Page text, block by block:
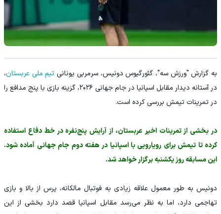
به گزارش "ورزش سه"، گئورگیوس دونیس، سرمربی یونانی تیم ملی عربستان،
در آستانه دیدار مقابل اسپانیا در جام جهانی ۲۰۲۶، گزینه بازی با پنج مدافع را
در تمرینات تیمش بررسی کرده است.
در بخشی از تمرینات اخیر عربستان، از آرایش پنج‌نفره در خط دفاع استفاده
کرده تا تیمش برای رویارویی با اسپانیا در هفته دوم جام جهانی آماده شود.
این مسابقه روز یکشنبه برگزار خواهد شد.
دونیس به طور معمول علاقه زیادی به فوتبال مالکانه، پرس از بالا و بازی
تهاجمی دارد، اما به نظر می‌رسد مقابل اسپانیا قصد دارد بخشی از این